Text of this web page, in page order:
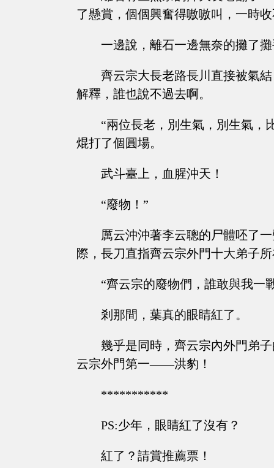
了懸賞，個個興奮得嗷嗷叫，一時
一邊說，離石一邊無奈的攤了
齊云宗大長老路長川直接被氣
解釋，誰也說不過去啊。
“兩位長老，別生氣，別生氣，
焜打了個圓場。
武斗臺上，血腥沖天！
“廢物！”
厲云沖沖著李云聰的尸體呸了
際，長刀直指齊云宗外門十大弟子
“齊云宗的廢物們，誰敢與我一
剎那間，葉真的眼睛紅了。
幾乎是同時，齊云宗內外門弟
云宗外門第一——洪豹！
***********
PS:少年，眼睛紅了沒有？
紅了？請賞推薦票！